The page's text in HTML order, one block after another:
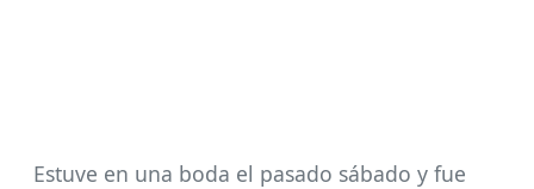
Estuve en una boda el pasado sábado y fue